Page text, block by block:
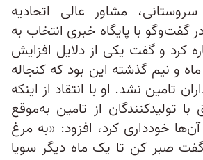
مشاور عالی اتحادیه
گفت‌وگو با پایگاه خبری انتخاب به
کرد و گفت یکی از دلایل افزایش
و نیم گذشته این بود که کنجاله
تامین نشد. او با انتقاد از اینکه
تولیدکنندگان از تامین به‌موقع
آن‌ها خودداری کرد، افزود: «به مرغ
صبر کن تا یک ماه دیگر سویا